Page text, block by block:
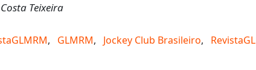
Teixeira
, GLMRM, Jockey Club Brasileiro,